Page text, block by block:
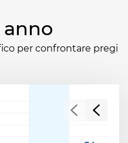
per confrontare pregi